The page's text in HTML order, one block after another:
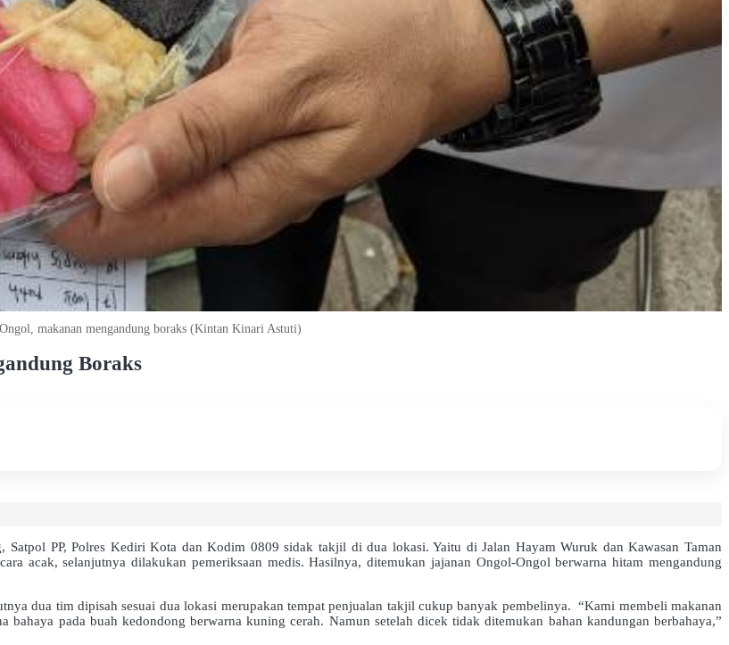
makanan mengandung boraks (Kintan Kinari Astuti)
Boraks
PP, Polres Kediri Kota dan Kodim 0809 sidak takjil di dua lokasi. Yaitu di Jalan Hayam Wuruk dan Kawasan Taman
acak, selanjutnya dilakukan pemeriksaan medis. Hasilnya, ditemukan jajanan Ongol-Ongol berwarna hitam mengandung
dua tim dipisah sesuai dua lokasi merupakan tempat penjualan takjil cukup banyak pembelinya. “Kami membeli makanan
bahaya pada buah kedondong berwarna kuning cerah. Namun setelah dicek tidak ditemukan bahan kandungan berbahaya,”